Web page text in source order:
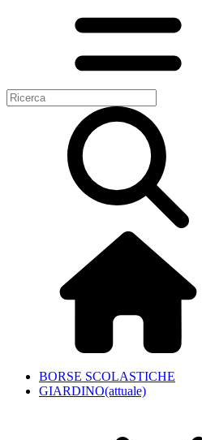
BORSE SCOLASTICHE
GIARDINO(attuale)